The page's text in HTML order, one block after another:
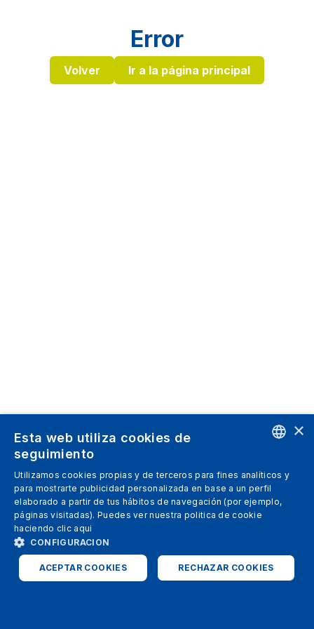
Error
Volver Ir a la página principal
SPANISH
ITALIAN
ENGLISH
×
Esta web utiliza cookies de
seguimiento
Utilizamos cookies propias y de terceros para fines analíticos y
para mostrarte publicidad personalizada en base a un perfil
elaborado a partir de tus hábitos de navegación (por ejemplo,
páginas visitadas). Puedes ver nuestra politica de cookie
haciendo clic aqui
CONFIGURACION
ACEPTAR COOKIES RECHAZAR COOKIES